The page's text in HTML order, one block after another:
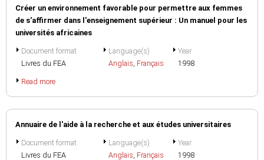
Créer un environnement favorable pour permettre aux femmes
de s'affirmer dans l'enseignement supérieur : Un manuel pour les
universités africaines
Document format
Livres du FEA
Language(s)
Anglais, Français
Year
1998
Read more
Annuaire de l'aide à la recherche et aux études universitaires
Document format
Livres du FEA
Language(s)
Anglais, Français
Year
1998